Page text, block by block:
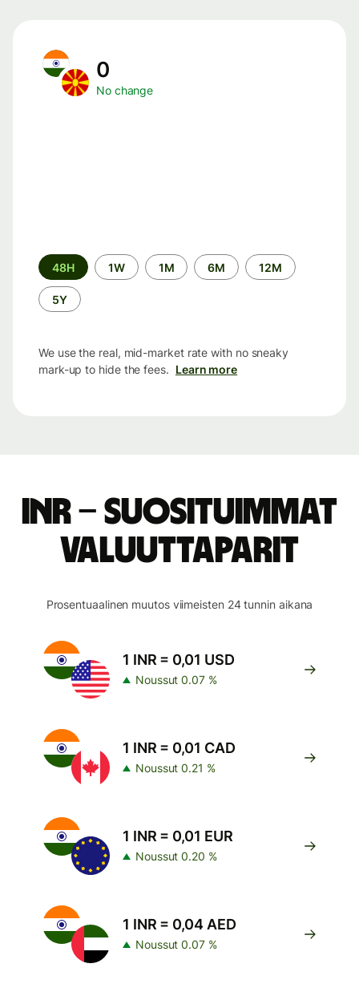
0
No change
Time
period
48H 1W 1M 6M 12M
5Y
We use the real, mid-market rate with no sneaky
mark-up to hide the fees. Learn more
INR – suosituimmat
valuuttaparit
Prosentuaalinen muutos viimeisten 24 tunnin aikana
1 INR = 0,01 USD
Noussut 0.07 %
1 INR = 0,01 CAD
Noussut 0.21 %
1 INR = 0,01 EUR
Noussut 0.20 %
1 INR = 0,04 AED
Noussut 0.07 %